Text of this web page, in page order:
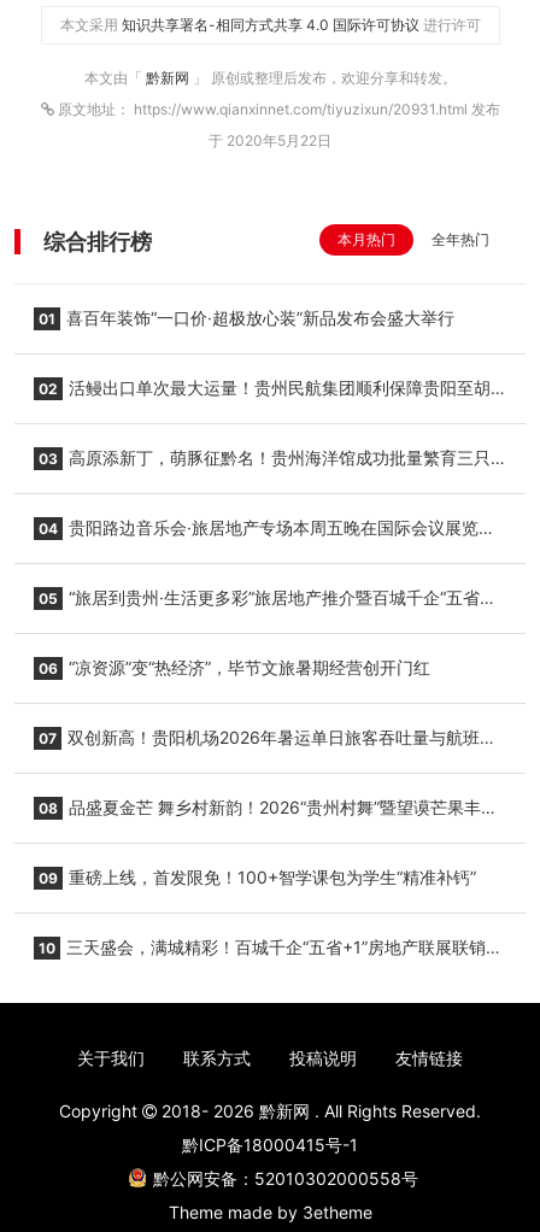
本文采用 知识共享署名-相同方式共享 4.0 国际许可协议 进行许可
本文由「 黔新网 」 原创或整理后发布，欢迎分享和转发。
原文地址： https://www.qianxinnet.com/tiyuzixun/20931.html 发布
于 2020年5月22日
综合排行榜 本月热门 全年热门
01 喜百年装饰“一口价·超极放心装”新品发布会盛大举行
02 活鳗出口单次最大运量！贵州民航集团顺利保障贵阳至胡
03 高原添新丁，萌豚征黔名！贵州海洋馆成功批量繁育三只
04 贵阳路边音乐会·旅居地产专场本周五晚在国际会议展览中
05 “旅居到贵州·生活更多彩”旅居地产推介暨百城千企“五省
06 “凉资源”变“热经济”，毕节文旅暑期经营创开门红
07 双创新高！贵阳机场2026年暑运单日旅客吞吐量与航班起
08 品盛夏金芒 舞乡村新韵！2026“贵州村舞”暨望谟芒果丰收
09 重磅上线，首发限免！100+智学课包为学生“精准补钙”
10 三天盛会，满城精彩！百城千企“五省+1”房地产联展联销活
关于我们 联系方式 投稿说明 友情链接
Copyright 2018- 2026 黔新网 . All Rights Reserved.
黔ICP备18000415号-1
黔公网安备：52010302000558号
Theme made by 3etheme